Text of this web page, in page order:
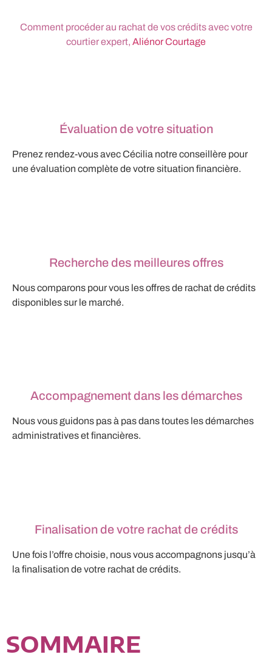
Comment procéder au rachat de vos crédits avec votre
courtier expert, Aliénor Courtage
Évaluation de votre situation
Prenez rendez-vous avec Cécilia notre conseillère pour
une évaluation complète de votre situation financière.
Recherche des meilleures offres
Nous comparons pour vous les offres de rachat de crédits
disponibles sur le marché.
Accompagnement dans les démarches
Nous vous guidons pas à pas dans toutes les démarches
administratives et financières.
Finalisation de votre rachat de crédits
Une fois l’offre choisie, nous vous accompagnons jusqu’à
la finalisation de votre rachat de crédits.
SOMMAIRE